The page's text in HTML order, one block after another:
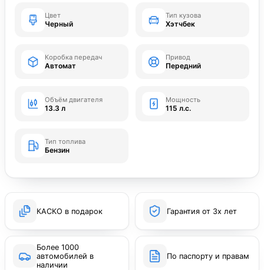
Цвет
Черный
Тип кузова
Хэтчбек
Коробка передач
Автомат
Привод
Передний
Объём двигателя
13.3 л
Мощность
115 л.с.
Тип топлива
Бензин
КАСКО в подарок Гарантия от 3х лет
Более 1000
автомобилей в
наличии
По паспорту и правам